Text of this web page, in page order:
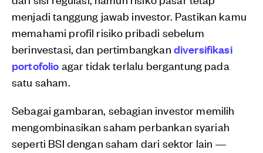
menjadi tanggung jawab investor. Pastikan kamu
memahami profil risiko pribadi sebelum
berinvestasi, dan pertimbangkan diversifikasi
portofolio agar tidak terlalu bergantung pada
satu saham.
Sebagai gambaran, sebagian investor memilih
mengombinasikan saham perbankan syariah
seperti BSI dengan saham dari sektor lain —